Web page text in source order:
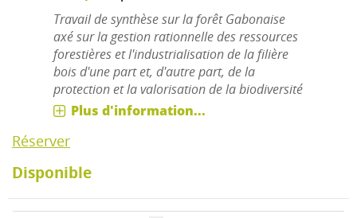
Travail de synthèse sur la forêt Gabonaise
axé sur la gestion rationnelle des ressources
forestières et l'industrialisation de la filière
bois d'une part et, d'autre part, de la
protection et la valorisation de la biodiversité
Plus d'information...
Réserver
Disponible